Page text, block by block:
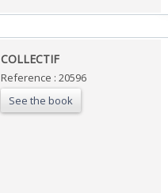
‎COLLECTIF‎
Reference : 20596
See the book